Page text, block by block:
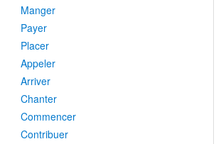
Manger
Payer
Placer
Appeler
Arriver
Chanter
Commencer
Contribuer